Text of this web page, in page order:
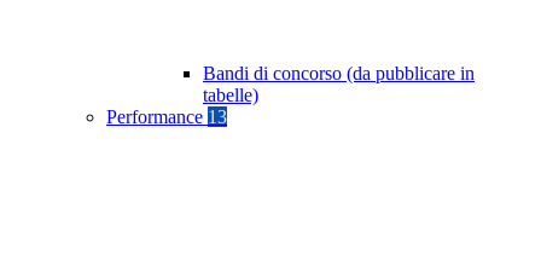
Bandi di concorso (da pubblicare in
tabelle)
Performance 13